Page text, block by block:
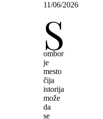
11/06/2026
S
ombor
je
mesto
čija
istorija
može
da
se